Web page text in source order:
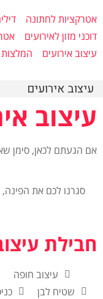
אטרקציות לחתונה
דוכני מזון לאירועים
עיצוב אירועים
המלצות
עיצוב אירועים
עיצוב
אם הגעתם לכאן, סימן
סגרנו לכם את הפינה,
חבילת
עיצוב חופה
שטיח לבן